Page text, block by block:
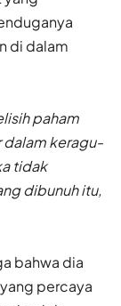
di dalam
paham
dalam keragu-
tidak
dibunuh itu,
bahwa dia
percaya